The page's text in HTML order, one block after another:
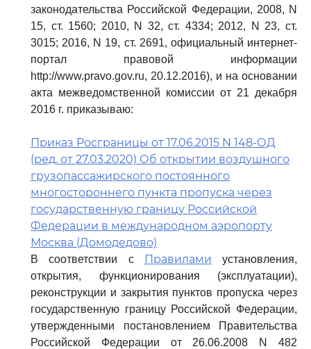
законодательства Российской Федерации, 2008, N
15, ст. 1560; 2010, N 32, ст. 4334; 2012, N 23, ст.
3015; 2016, N 19, ст. 2691, официальный интернет-
портал правовой информации
http://www.pravo.gov.ru, 20.12.2016), и на основании
акта межведомственной комиссии от 21 декабря
2016 г. приказываю:
Приказ Росграницы от 17.06.2015 N 148-ОД
(ред. от 27.03.2020) Об открытии воздушного
грузопассажирского постоянного
многостороннего пункта пропуска через
государственную границу Российской
Федерации в международном аэропорту
Москва (Домодедово)
В соответствии с Правилами установления,
открытия, функционирования (эксплуатации),
реконструкции и закрытия пунктов пропуска через
государственную границу Российской Федерации,
утвержденными постановлением Правительства
Российской Федерации от 26.06.2008 N 482